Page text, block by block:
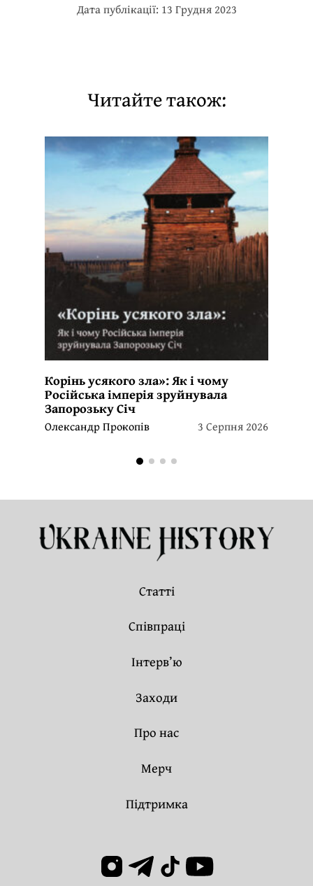
Дата публікації: 13 Грудня 2023
Читайте також:
Корінь усякого зла»: Як і чому
Російська імперія зруйнувала
Запорозьку Січ
Олександр Прокопів 3 Серпня 2026
Статті
Співпраці
Інтерв’ю
Заходи
Про нас
Мерч
Підтримка